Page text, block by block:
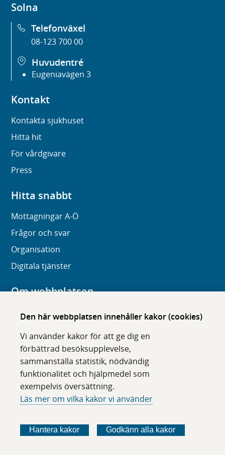
Den här webbplatsen innehåller kakor (cookies)
Vi använder kakor för att ge dig en
förbättrad besöksupplevelse,
sammanställa statistik, nödvändig
funktionalitet och hjälpmedel som
exempelvis översättning.
Läs mer om vilka kakor vi använder
Hantera kakor Godkänn alla kakor
Solna
Telefonväxel
08-123 700 00
Huvudentré
Eugeniavägen 3
Kontakt
Kontakta sjukhuset
Hitta hit
För vårdgivare
Press
Hitta snabbt
Mottagningar A-Ö
Frågor och svar
Organisation
Digitala tjänster
Om webbplatsen
Om karolinska.se
Tillgänglighet
Om cookies
Följ oss i sociala medier
ö
l
ö
l
ö
l